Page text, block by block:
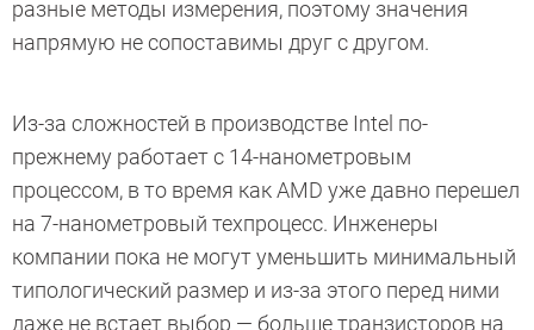
разные методы измерения, поэтому значения
напрямую не сопоставимы друг с другом.
Из-за сложностей в производстве Intel по-
прежнему работает с 14-нанометровым
процессом, в то время как AMD уже давно перешел
на 7-нанометровый техпроцесс. Инженеры
компании пока не могут уменьшить минимальный
типологический размер и из-за этого перед ними
даже не встает выбор — больше транзисторов на